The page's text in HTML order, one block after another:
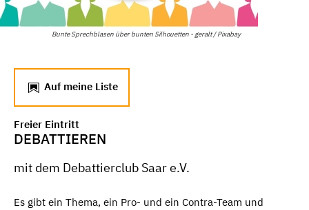
Bunte Sprechblasen über bunten Silhouetten - geralt / Pixabay
Auf meine Liste
Freier Eintritt
DEBATTIEREN
mit dem Debattierclub Saar e.V.
Es gibt ein Thema, ein Pro- und ein Contra-Team und